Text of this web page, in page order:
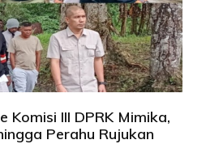
III DPRK Mimika,
Perahu Rujukan